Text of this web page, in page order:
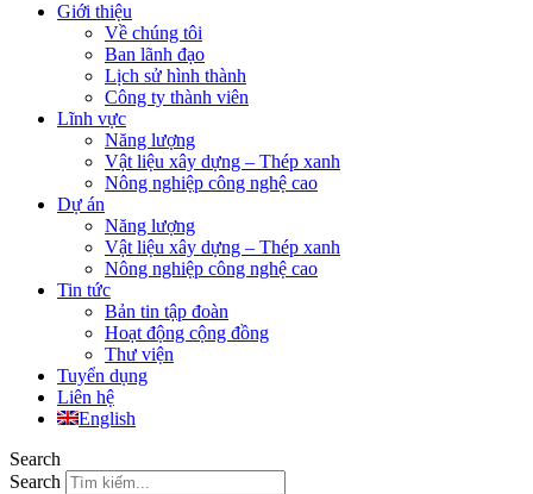
Giới thiệu
Về chúng tôi
Ban lãnh đạo
Lịch sử hình thành
Công ty thành viên
Lĩnh vực
Năng lượng
Vật liệu xây dựng – Thép xanh
Nông nghiệp công nghệ cao
Dự án
Năng lượng
Vật liệu xây dựng – Thép xanh
Nông nghiệp công nghệ cao
Tin tức
Bản tin tập đoàn
Hoạt động cộng đồng
Thư viện
Tuyển dụng
Liên hệ
English
Search
Search